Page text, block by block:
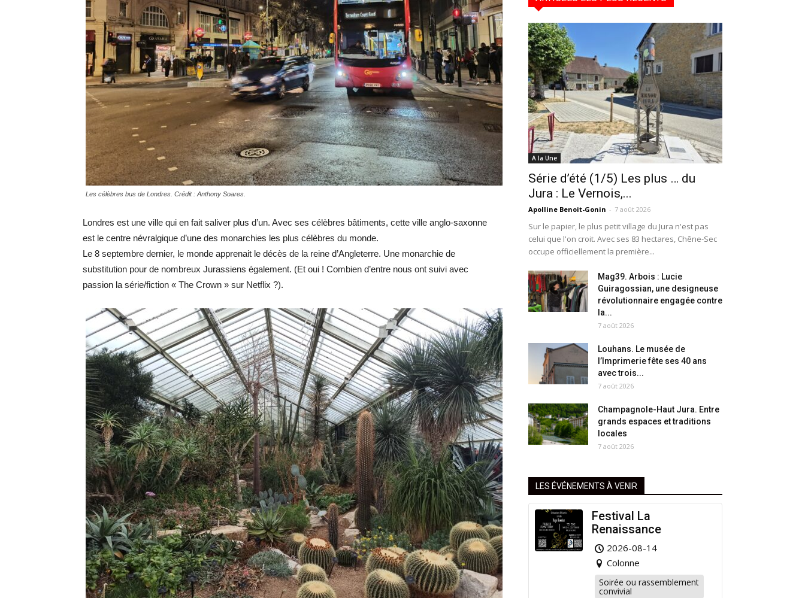
Les célèbres bus de Londres. Crédit : Anthony Soares.
Londres est une ville qui en fait saliver plus d’un. Avec ses célèbres bâtiments, cette ville anglo-saxonne
est le centre névralgique d’une des monarchies les plus célèbres du monde.
Le 8 septembre dernier, le monde apprenait le décès de la reine d’Angleterre. Une monarchie de
substitution pour de nombreux Jurassiens également. (Et oui ! Combien d’entre nous ont suivi avec
passion la série/fiction « The Crown » sur Netflix ?).
A la Une
Série d’été (1/5) Les plus … du
Jura : Le Vernois,...
Apolline Benoit-Gonin - 7 août 2026
Sur le papier, le plus petit village du Jura n'est pas
celui que l'on croit. Avec ses 83 hectares, Chêne-Sec
occupe officiellement la première...
Mag39. Arbois : Lucie
Guiragossian, une designeuse
révolutionnaire engagée contre
la...
7 août 2026
Louhans. Le musée de
l’Imprimerie fête ses 40 ans
avec trois...
7 août 2026
Champagnole-Haut Jura. Entre
grands espaces et traditions
locales
7 août 2026
LES ÉVÉNEMENTS À VENIR
Festival La
Renaissance
2026-08-14
Colonne
Soirée ou rassemblement
convivial